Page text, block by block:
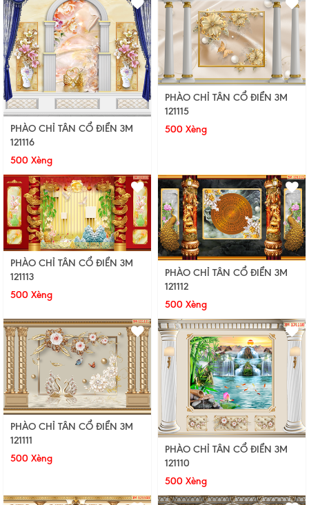
PHÀO CHỈ TÂN CỔ ĐIỂN 3M
121116
500 Xèng
PHÀO CHỈ TÂN CỔ ĐIỂN 3M
121115
500 Xèng
PHÀO CHỈ TÂN CỔ ĐIỂN 3M
121113
500 Xèng
PHÀO CHỈ TÂN CỔ ĐIỂN 3M
121112
500 Xèng
PHÀO CHỈ TÂN CỔ ĐIỂN 3M
121111
500 Xèng
PHÀO CHỈ TÂN CỔ ĐIỂN 3M
121110
500 Xèng